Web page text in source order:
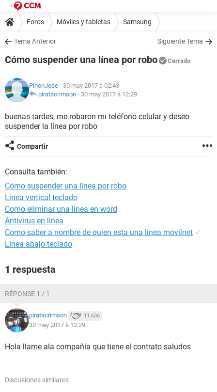
Foros Móviles y tabletas Samsung
Tema Anterior Siguiente Tema
Cómo suspender una línea por robo Cerrado
PinonJose - 30 may 2017 à 02:43
piratacrimson - 30 may 2017 à 12:29
buenas tardes, me robaron mi teléfono celular y deseo
suspender la línea por robo
Compartir
Consulta también:
Cómo suspender una línea por robo
Linea vertical teclado
Como eliminar una linea en word
Antivirus en linea
Como saber a nombre de quien esta una linea movilnet ✓
Linea abajo teclado
1 respuesta
RÉPONSE 1 / 1
piratacrimson 11.636
30 may 2017 à 12:29
Hola llame ala compañía que tiene el contrato saludos
Discusiones similares